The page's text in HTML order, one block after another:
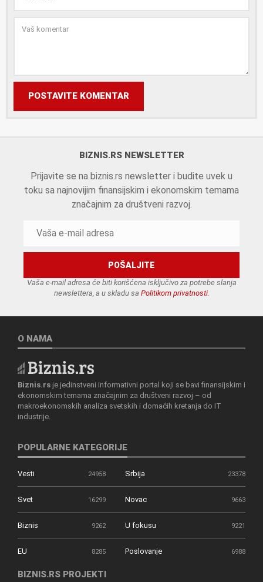
POSTAVITE KOMENTAR
BIZNIS.RS NEWSLETTER
Prijavite se na biznis.rs newsletter i budite uvek u
toku sa najnovijim finansijskim i ekonomskim temama
značajnim za društveni razvoj.
Vaša e-mail adresa će biti korišćena isključivo za potrebe slanja
newslettera, a u skladu sa Politikom privatnosti.
O NAMA
Biznis.rs je jedinstveni informativni portal koji se bavi finansijskim i
ekonomskim temama značajnim za društveni razvoj – od
makroekonomskih analiza svetskih i domaćih kretanja do IT
industrije.
POPULARNE KATEGORIJE
Vesti 24958 Srbija 23378
Svet 16299 Novac 9663
Biznis 9262 U fokusu 9221
EU 8285 Poslovanje 6988
BIZNIS.RS PROJEKTI